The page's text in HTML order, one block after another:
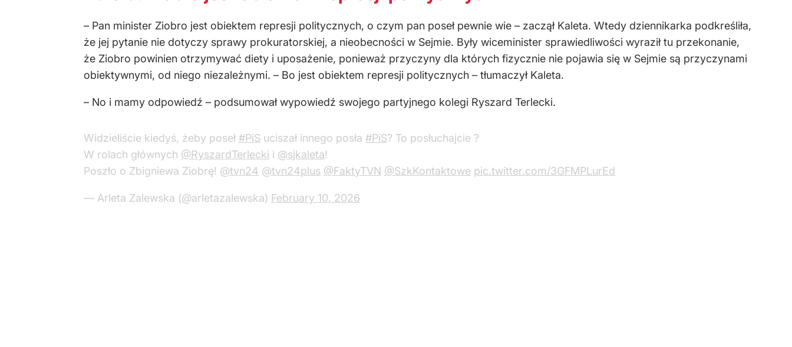
– Pan minister Ziobro jest obiektem represji politycznych, o czym pan poseł pewnie wie – zaczął Kaleta. Wtedy dziennikarka podkreśliła,
że jej pytanie nie dotyczy sprawy prokuratorskiej, a nieobecności w Sejmie. Były wiceminister sprawiedliwości wyraził tu przekonanie,
że Ziobro powinien otrzymywać diety i uposażenie, ponieważ przyczyny dla których fizycznie nie pojawia się w Sejmie są przyczynami
obiektywnymi, od niego niezależnymi. – Bo jest obiektem represji politycznych – tłumaczył Kaleta.
– No i mamy odpowiedź – podsumował wypowiedź swojego partyjnego kolegi Ryszard Terlecki.
Widzieliście kiedyś, żeby poseł #PiS uciszał innego posła #PiS? To posłuchajcie ?
W rolach głównych @RyszardTerlecki i @sjkaleta!
Poszło o Zbigniewa Ziobrę! @tvn24 @tvn24plus @FaktyTVN @SzkKontaktowe pic.twitter.com/3GFMPLurEd
— Arleta Zalewska (@arletazalewska) February 10, 2026